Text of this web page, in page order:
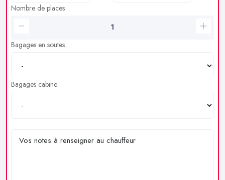
Nombre de places
Bagages en soutes
Bagages cabine